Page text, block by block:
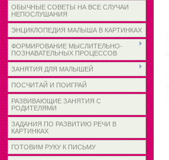
ОБЫЧНЫЕ СОВЕТЫ НА ВСЕ СЛУЧАИ
НЕПОСЛУШАНИЯ
ЭНЦИКЛОПЕДИЯ МАЛЫША В КАРТИНКАХ
ФОРМИРОВАНИЕ МЫСЛИТЕЛЬНО-
ПОЗНАВАТЕЛЬНЫХ ПРОЦЕССОВ
ЗАНЯТИЯ ДЛЯ МАЛЫШЕЙ
ПОСЧИТАЙ И ПОИГРАЙ
РАЗВИВАЮЩИЕ ЗАНЯТИЯ С
РОДИТЕЛЯМИ
ЗАДАНИЯ ПО РАЗВИТИЮ РЕЧИ В
КАРТИНКАХ
ГОТОВИМ РУКУ К ПИСЬМУ